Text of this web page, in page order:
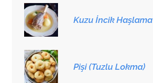
Kuzu İncik Haşlama
Pişi (Tuzlu Lokma)